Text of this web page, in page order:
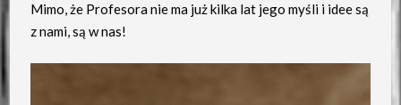
Mimo, że Profesora nie ma już kilka lat jego myśli i idee są
z nami, są w nas!